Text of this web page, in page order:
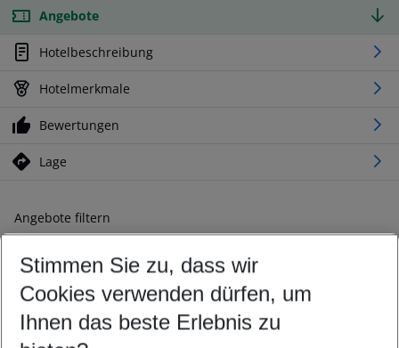
Angebote
Hotelbeschreibung
Hotelmerkmale
Bewertungen
Lage
Angebote filtern
Ändern Sie Ihre Kriterien nach Ihren Wünschen
Abflughafen wählen
Beliebiger Abflughafen
Reisezeitraum wählen
10.08.26– 08.08.27 5-8 Nächte
Stimmen Sie zu, dass wir
Cookies verwenden dürfen, um
Ihnen das beste Erlebnis zu